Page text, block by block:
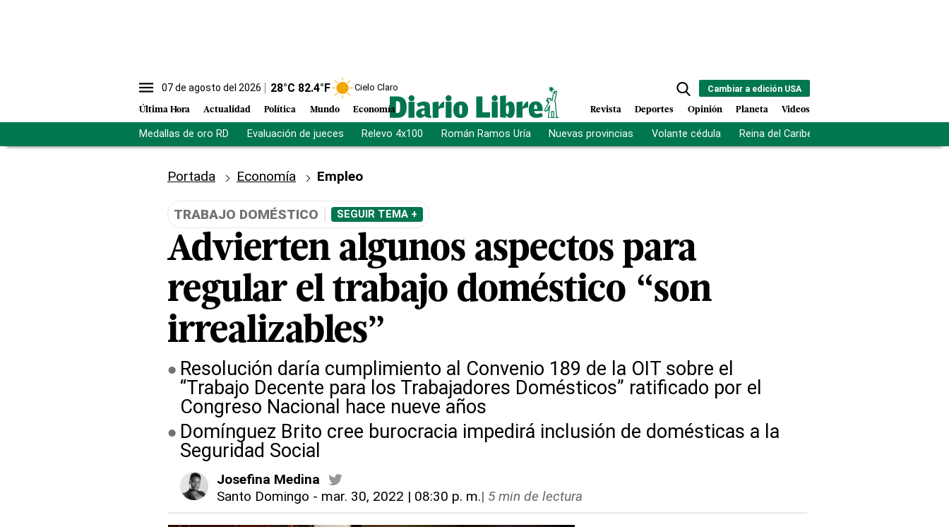
07 de agosto del 2026 28°C 82.4°F Cielo Claro
Última Hora Actualidad Política Mundo Economía
Cambiar a edición USA
Revista Deportes Opinión Planeta Videos
Medallas de oro RD Evaluación de jueces Relevo 4x100 Román Ramos Uría Nuevas provincias Volante cédula Reina del Caribe
Portada Economía Empleo
TRABAJO DOMÉSTICO SEGUIR TEMA +
Advierten algunos aspectos para
regular el trabajo doméstico “son
irrealizables”
Resolución daría cumplimiento al Convenio 189 de la OIT sobre el
“Trabajo Decente para los Trabajadores Domésticos” ratificado por el
Congreso Nacional hace nueve años
Domínguez Brito cree burocracia impedirá inclusión de domésticas a la
Seguridad Social
Josefina Medina
Santo Domingo - mar. 30, 2022 | 08:30 p. m.| 5 min de lectura